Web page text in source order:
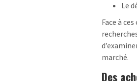
Le
Face à
marché.
Des